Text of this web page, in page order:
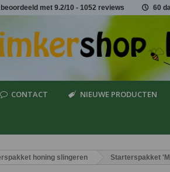
met 9.2/10 - 1052 reviews 60
CONTACT NIEUWE PRODUCTEN
honing slingeren Starterspakket